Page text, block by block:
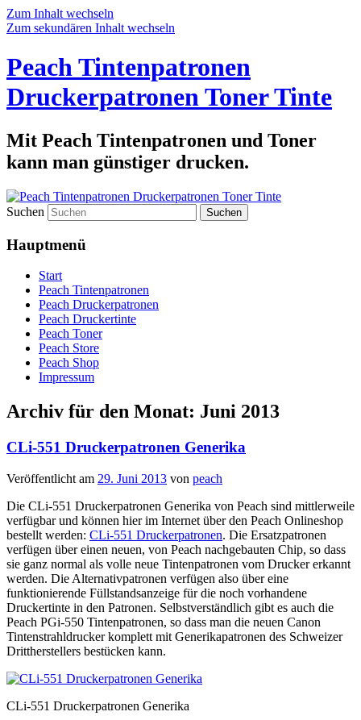
Zum Inhalt wechseln
Zum sekundären Inhalt wechseln
Peach Tintenpatronen
Druckerpatronen Toner Tinte
Mit Peach Tintenpatronen und Toner
kann man günstiger drucken.
Suchen
Hauptmenü
Start
Peach Tintenpatronen
Peach Druckerpatronen
Peach Druckertinte
Peach Toner
Peach Store
Peach Shop
Impressum
Archiv für den Monat: Juni 2013
CLi-551 Druckerpatronen Generika
Veröffentlicht am 29. Juni 2013 von peach
Die CLi-551 Druckerpatronen Generika von Peach sind mittlerweile
verfügbar und können hier im Internet über den Peach Onlineshop
bestellt werden: CLi-551 Druckerpatronen. Die Ersatzpatronen
verfügen über einen neuen, von Peach nachgebauten Chip, so dass
sie ganz normal als volle neue Tintenpatronen vom Drucker erkannt
werden. Die Alternativpatronen verfügen also über eine
funktionierende Füllstandsanzeige für die noch vorhandene
Druckertinte in den Patronen. Selbstverständlich gibt es auch die
Peach PGi-550 Tintenpatronen, so dass man die neuen Canon
Tintenstrahldrucker komplett mit Generikapatronen des Schweizer
Drittherstellers bestücken kann.
CLi-551 Druckerpatronen Generika